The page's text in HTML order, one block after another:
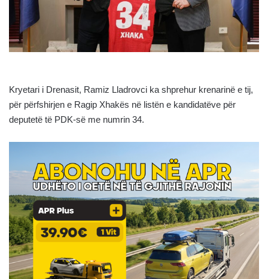
Kryetari i Drenasit, Ramiz Lladrovci ka shprehur krenarinë e tij,
për përfshirjen e Ragip Xhakës në listën e kandidatëve për
deputetë të PDK-së me numrin 34.